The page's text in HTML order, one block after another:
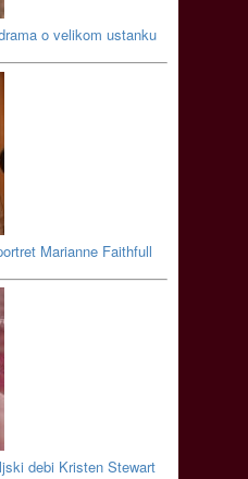
o velikom ustanku
Marianne Faithfull
debi Kristen Stewart